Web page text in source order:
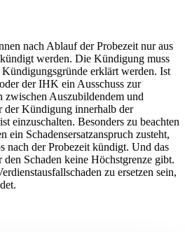
nach Ablauf der Probezeit nur aus
werden. Die Kündigung muss
erklärt werden. Ist
der IHK ein Ausschuss zur
Auszubildendem und
der Kündigung innerhalb der
einzuschalten. Besonders zu beachten
ein Schadensersatzanspruch zusteht,
nach der Probezeit kündigt. Und das
Schaden keine Höchstgrenze gibt.
zu ersetzen sein,